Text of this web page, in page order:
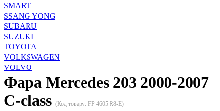
SMART
SSANG YONG
SUBARU
SUZUKI
TOYOTA
VOLKSWAGEN
VOLVO
Фара Mercedes 203 2000-2007
C-class (Код товару: FP 4605 R8-E)